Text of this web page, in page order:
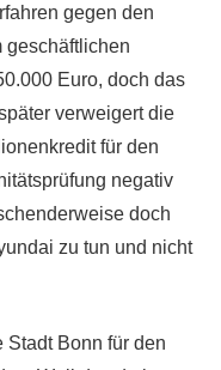
gegen den
geschäftlichen
Euro, doch das
verweigert die
für den
negativ
doch
zu tun und nicht
Stadt Bonn für den